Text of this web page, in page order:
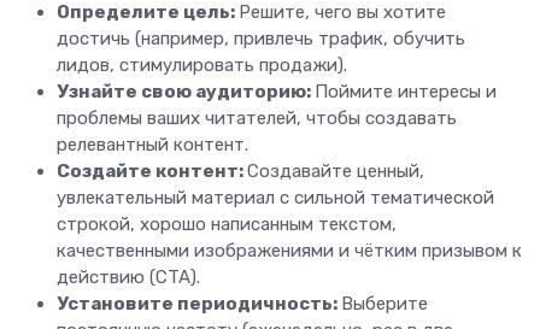
Определите цель: Решите, чего вы хотите
достичь (например, привлечь трафик, обучить
лидов, стимулировать продажи).
Узнайте свою аудиторию: Поймите интересы и
проблемы ваших читателей, чтобы создавать
релевантный контент.
Создайте контент:Создавайте ценный,
увлекательный материал с сильной тематической
строкой, хорошо написанным текстом,
качественными изображениями и чётким призывом к
действию (CTA).
Установите периодичность: Выберите